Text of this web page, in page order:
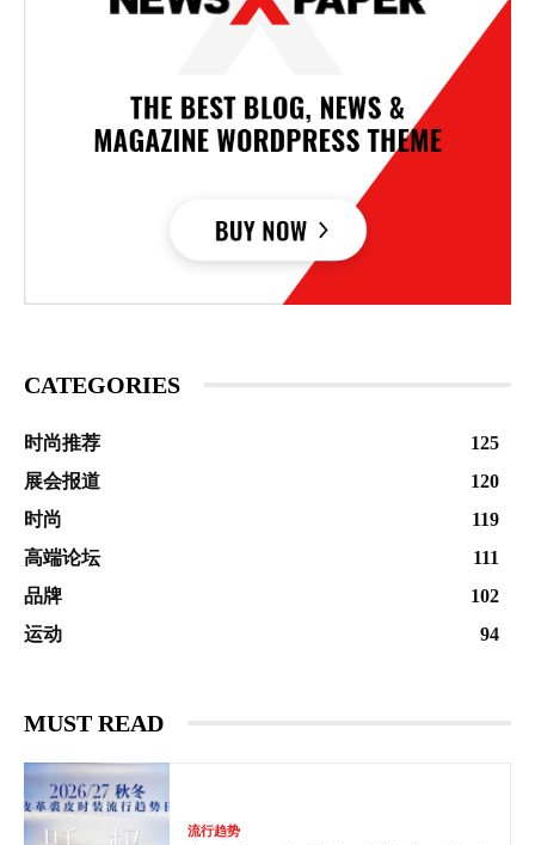
CATEGORIES
时尚推荐
125
展会报道
120
时尚
119
高端论坛
111
品牌
102
运动
94
MUST READ
流行趋势